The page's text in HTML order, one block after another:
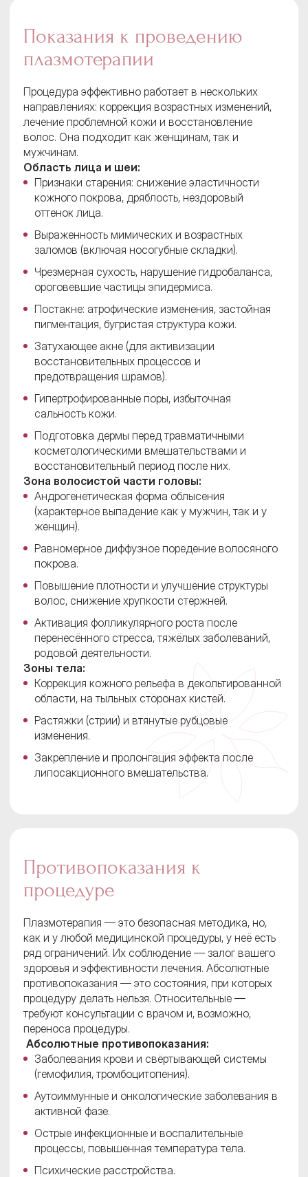
Показания к проведению
плазмотерапии
Процедура эффективно работает в нескольких
направлениях: коррекция возрастных изменений,
лечение проблемной кожи и восстановление
волос. Она подходит как женщинам, так и
мужчинам.
Область лица и шеи:
Признаки старения: снижение эластичности
кожного покрова, дряблость, нездоровый
оттенок лица.
Выраженность мимических и возрастных
заломов (включая носогубные складки).
Чрезмерная сухость, нарушение гидробаланса,
ороговевшие частицы эпидермиса.
Постакне: атрофические изменения, застойная
пигментация, бугристая структура кожи.
Затухающее акне (для активизации
восстановительных процессов и
предотвращения шрамов).
Гипертрофированные поры, избыточная
сальность кожи.
Подготовка дермы перед травматичными
косметологическими вмешательствами и
восстановительный период после них.
Зона волосистой части головы:
Андрогенетическая форма облысения
(характерное выпадение как у мужчин, так и у
женщин).
Равномерное диффузное поредение волосяного
покрова.
Повышение плотности и улучшение структуры
волос, снижение хрупкости стержней.
Активация фолликулярного роста после
перенесённого стресса, тяжёлых заболеваний,
родовой деятельности.
Зоны тела:
Коррекция кожного рельефа в декольтированной
области, на тыльных сторонах кистей.
Растяжки (стрии) и втянутые рубцовые
изменения.
Закрепление и пролонгация эффекта после
липосакционного вмешательства.
Противопоказания к
процедуре
Плазмотерапия — это безопасная методика, но,
как и у любой медицинской процедуры, у неё есть
ряд ограничений. Их соблюдение — залог вашего
здоровья и эффективности лечения. Абсолютные
противопоказания — это состояния, при которых
процедуру делать нельзя. Относительные —
требуют консультации с врачом и, возможно,
переноса процедуры.
Абсолютные противопоказания:
Заболевания крови и свёртывающей системы
(гемофилия, тромбоцитопения).
Аутоиммунные и онкологические заболевания в
активной фазе.
Острые инфекционные и воспалительные
процессы, повышенная температура тела.
Психические расстройства.